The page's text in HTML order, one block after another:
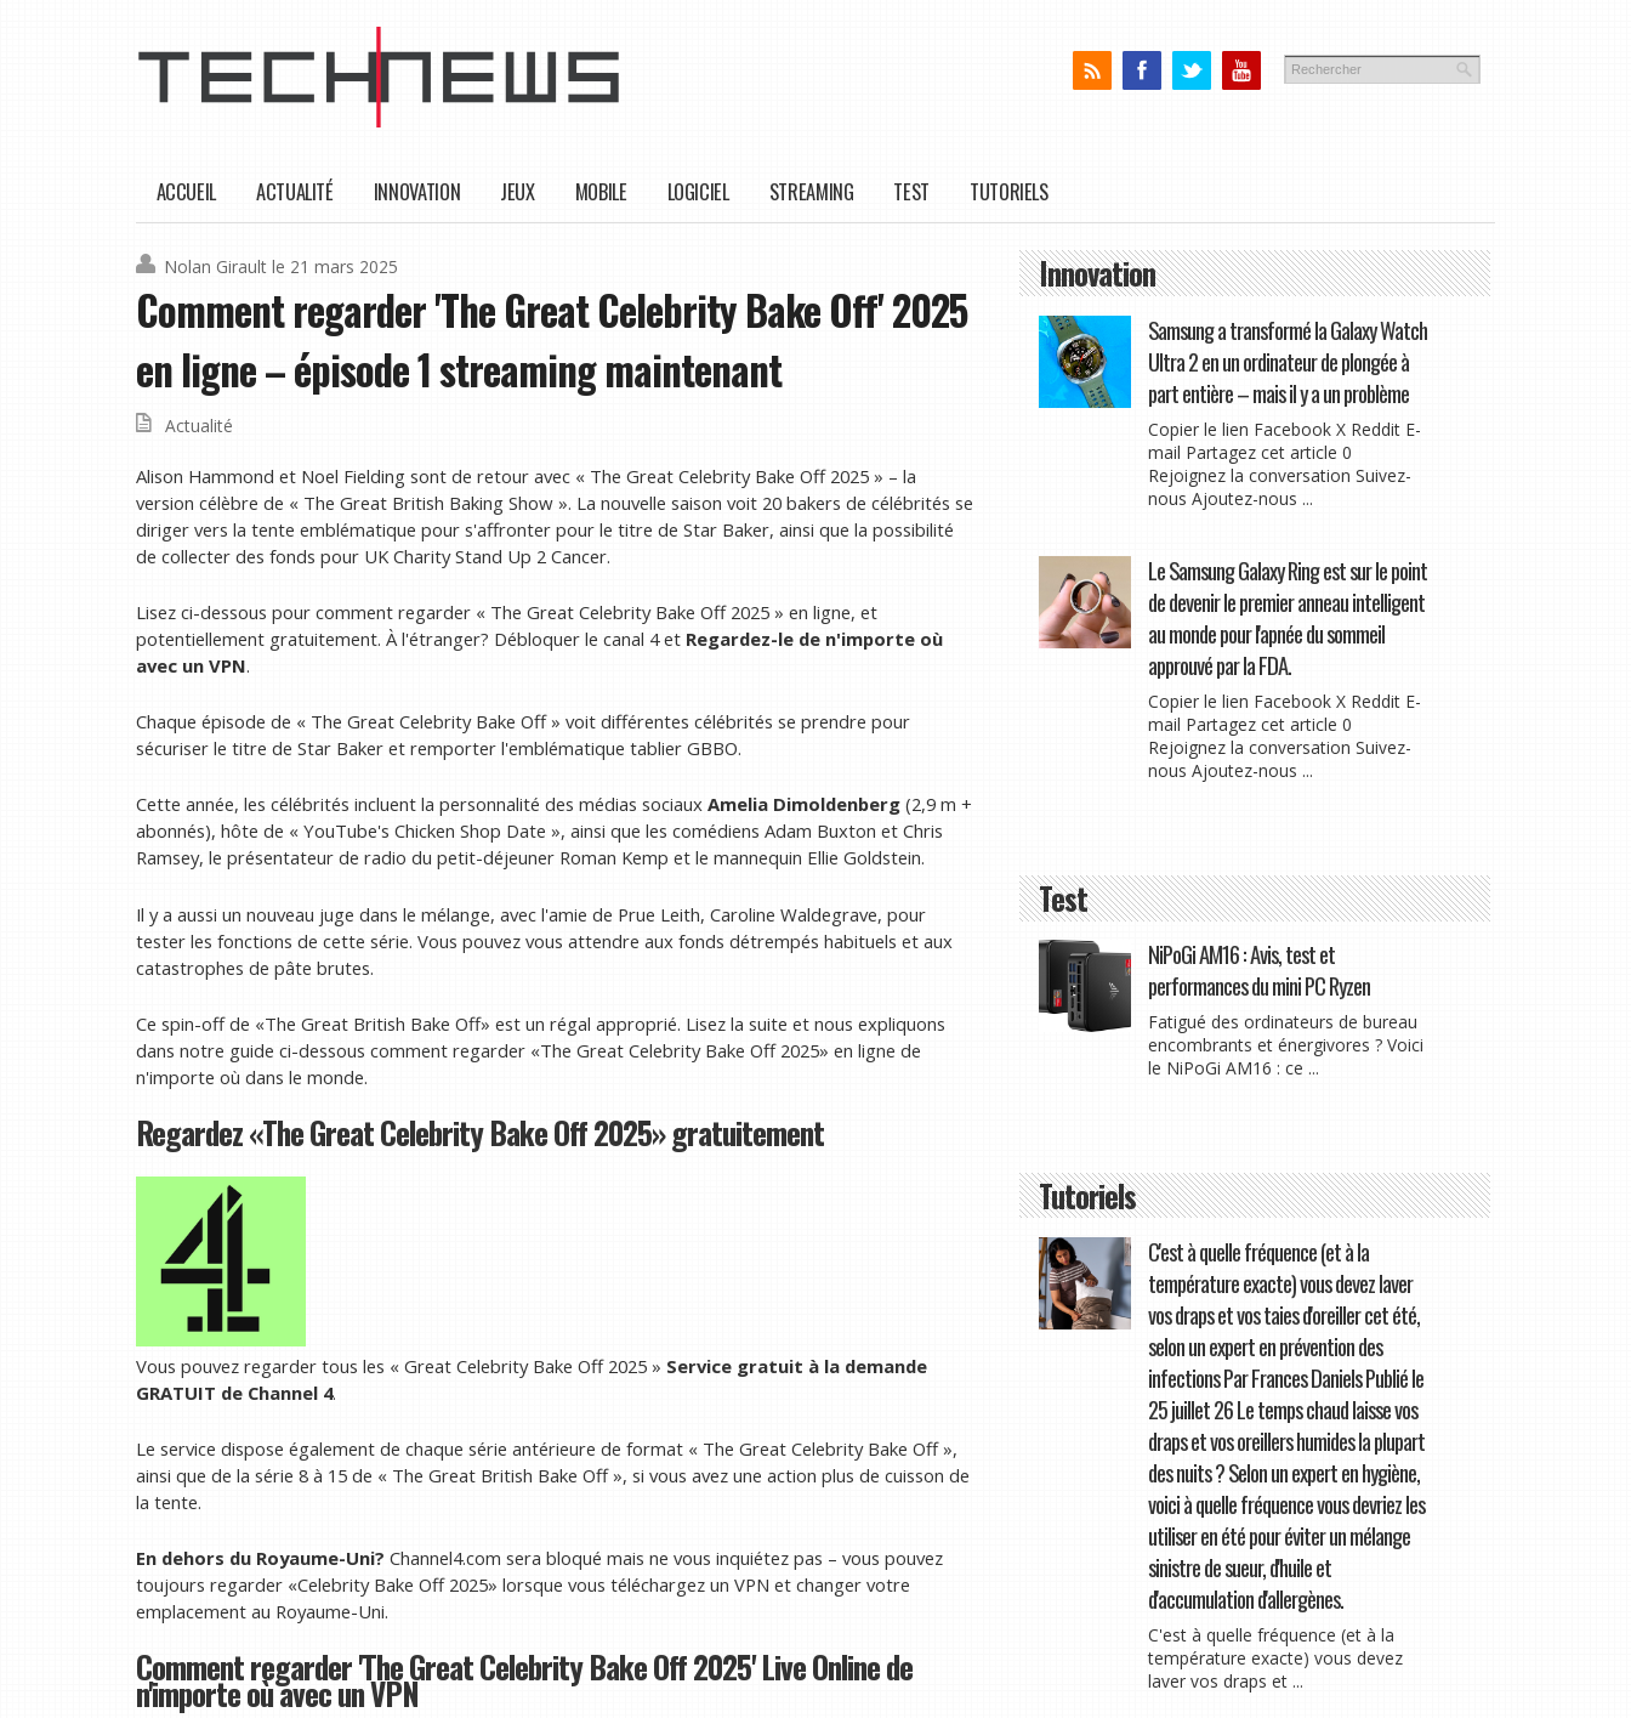
ACCUEIL ACTUALITÉ INNOVATION JEUX MOBILE LOGICIEL STREAMING TEST TUTORIELS
Nolan Girault le 21 mars 2025
Comment regarder 'The Great Celebrity Bake Off' 2025
en ligne – épisode 1 streaming maintenant
Actualité
Alison Hammond et Noel Fielding sont de retour avec « The Great Celebrity Bake Off 2025 » – la
version célèbre de « The Great British Baking Show ». La nouvelle saison voit 20 bakers de célébrités se
diriger vers la tente emblématique pour s'affronter pour le titre de Star Baker, ainsi que la possibilité
de collecter des fonds pour UK Charity Stand Up 2 Cancer.
Lisez ci-dessous pour comment regarder « The Great Celebrity Bake Off 2025 » en ligne, et
potentiellement gratuitement. À l'étranger? Débloquer le canal 4 et Regardez-le de n'importe où
avec un VPN.
Chaque épisode de « The Great Celebrity Bake Off » voit différentes célébrités se prendre pour
sécuriser le titre de Star Baker et remporter l'emblématique tablier GBBO.
Cette année, les célébrités incluent la personnalité des médias sociaux Amelia Dimoldenberg (2,9 m +
abonnés), hôte de « YouTube's Chicken Shop Date », ainsi que les comédiens Adam Buxton et Chris
Ramsey, le présentateur de radio du petit-déjeuner Roman Kemp et le mannequin Ellie Goldstein.
Il y a aussi un nouveau juge dans le mélange, avec l'amie de Prue Leith, Caroline Waldegrave, pour
tester les fonctions de cette série. Vous pouvez vous attendre aux fonds détrempés habituels et aux
catastrophes de pâte brutes.
Ce spin-off de «The Great British Bake Off» est un régal approprié. Lisez la suite et nous expliquons
dans notre guide ci-dessous comment regarder «The Great Celebrity Bake Off 2025» en ligne de
n'importe où dans le monde.
Regardez «The Great Celebrity Bake Off 2025» gratuitement
Vous pouvez regarder tous les « Great Celebrity Bake Off 2025 » Service gratuit à la demande
GRATUIT de Channel 4.
Le service dispose également de chaque série antérieure de format « The Great Celebrity Bake Off »,
ainsi que de la série 8 à 15 de « The Great British Bake Off », si vous avez une action plus de cuisson de
la tente.
En dehors du Royaume-Uni? Channel4.com sera bloqué mais ne vous inquiétez pas – vous pouvez
toujours regarder «Celebrity Bake Off 2025» lorsque vous téléchargez un VPN et changer votre
emplacement au Royaume-Uni.
Comment regarder 'The Great Celebrity Bake Off 2025' Live Online de
n'importe où avec un VPN
Innovation
Samsung a transformé la Galaxy Watch
Ultra 2 en un ordinateur de plongée à
part entière – mais il y a un problème
Copier le lien Facebook X Reddit E-
mail Partagez cet article 0
Rejoignez la conversation Suivez-
nous Ajoutez-nous ...
Le Samsung Galaxy Ring est sur le point
de devenir le premier anneau intelligent
au monde pour l'apnée du sommeil
approuvé par la FDA.
Copier le lien Facebook X Reddit E-
mail Partagez cet article 0
Rejoignez la conversation Suivez-
nous Ajoutez-nous ...
Test
NiPoGi AM16 : Avis, test et
performances du mini PC Ryzen
Fatigué des ordinateurs de bureau
encombrants et énergivores ? Voici
le NiPoGi AM16 : ce ...
Tutoriels
C'est à quelle fréquence (et à la
température exacte) vous devez laver
vos draps et vos taies d'oreiller cet été,
selon un expert en prévention des
infections Par Frances Daniels Publié le
25 juillet 26 Le temps chaud laisse vos
draps et vos oreillers humides la plupart
des nuits ? Selon un expert en hygiène,
voici à quelle fréquence vous devriez les
utiliser en été pour éviter un mélange
sinistre de sueur, d'huile et
d'accumulation d'allergènes.
C'est à quelle fréquence (et à la
température exacte) vous devez
laver vos draps et ...